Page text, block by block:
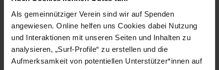
Als gemeinnütziger Verein sind wir auf Spenden
angewiesen. Online helfen uns Cookies dabei Nutzung
und Interaktionen mit unseren Seiten und Inhalten zu
analysieren, „Surf-Profile“ zu erstellen und die
Aufmerksamkeit von potentiellen Unterstützer*innen auf
SUDAN
(Anrede: Your Excellency / Exzellenz)
E-Mail:info@sudan.gov.sd
JUSTIZMINISTER
Mohammed Bushara Dousa